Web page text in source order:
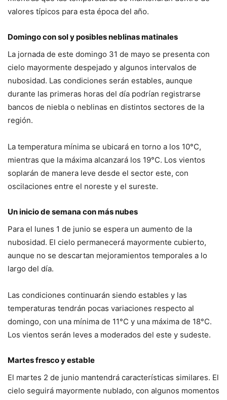
valores típicos para esta época del año.
Domingo con sol y posibles neblinas matinales
La jornada de este domingo 31 de mayo se presenta con
cielo mayormente despejado y algunos intervalos de
nubosidad. Las condiciones serán estables, aunque
durante las primeras horas del día podrían registrarse
bancos de niebla o neblinas en distintos sectores de la
región.
La temperatura mínima se ubicará en torno a los 10°C,
mientras que la máxima alcanzará los 19°C. Los vientos
soplarán de manera leve desde el sector este, con
oscilaciones entre el noreste y el sureste.
Un inicio de semana con más nubes
Para el lunes 1 de junio se espera un aumento de la
nubosidad. El cielo permanecerá mayormente cubierto,
aunque no se descartan mejoramientos temporales a lo
largo del día.
Las condiciones continuarán siendo estables y las
temperaturas tendrán pocas variaciones respecto al
domingo, con una mínima de 11°C y una máxima de 18°C.
Los vientos serán leves a moderados del este y sudeste.
Martes fresco y estable
El martes 2 de junio mantendrá características similares. El
cielo seguirá mayormente nublado, con algunos momentos